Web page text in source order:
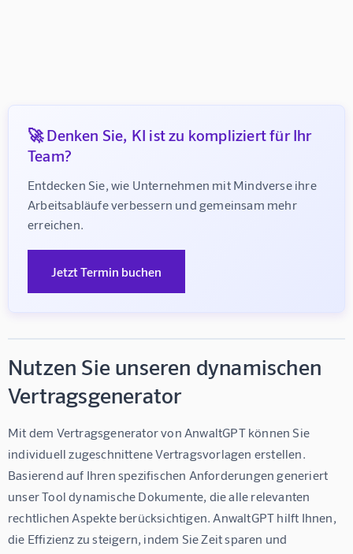
🚀 Denken Sie, KI ist zu kompliziert für Ihr
Team?
Entdecken Sie, wie Unternehmen mit Mindverse ihre
Arbeitsabläufe verbessern und gemeinsam mehr
erreichen.
Jetzt Termin buchen
Nutzen Sie unseren dynamischen
Vertragsgenerator
Mit dem Vertragsgenerator von AnwaltGPT können Sie
individuell zugeschnittene Vertragsvorlagen erstellen.
Basierend auf Ihren spezifischen Anforderungen generiert
unser Tool dynamische Dokumente, die alle relevanten
rechtlichen Aspekte berücksichtigen. AnwaltGPT hilft Ihnen,
die Effizienz zu steigern, indem Sie Zeit sparen und